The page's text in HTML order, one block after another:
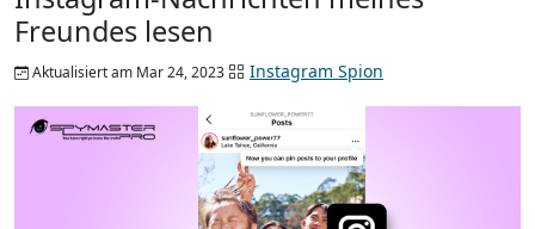
Freundes lesen
Aktualisiert am Mar 24, 2023 Instagram Spion